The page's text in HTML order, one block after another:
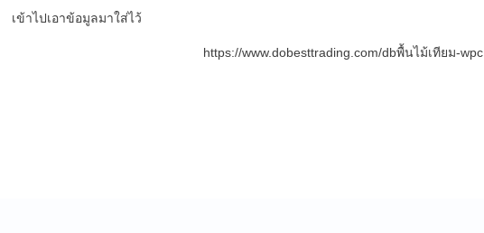
เข้าไปเอาข้อมูลมาใส่ไว้
https://www.dobesttrading.com/dbพื้นไม้เทียม-wpc